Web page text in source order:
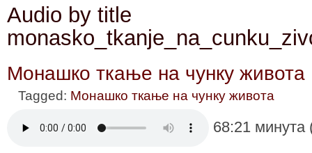
Audio by title
Монашко ткање на чунку живота
Tagged: Монашко ткање на чунку живота
68:21